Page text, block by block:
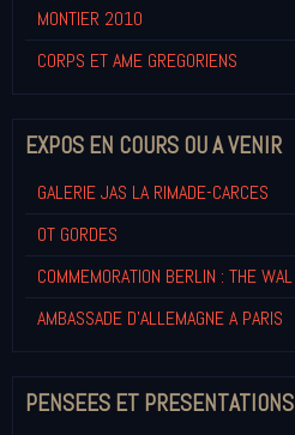
MONTIER 2010
CORPS ET AME GREGORIENS
EXPOS EN COURS OU A VENIR
GALERIE JAS LA RIMADE-CARCES
OT GORDES
COMMEMORATION BERLIN : THE WAL
AMBASSADE D'ALLEMAGNE A PARIS
PENSEES ET PRESENTATIONS